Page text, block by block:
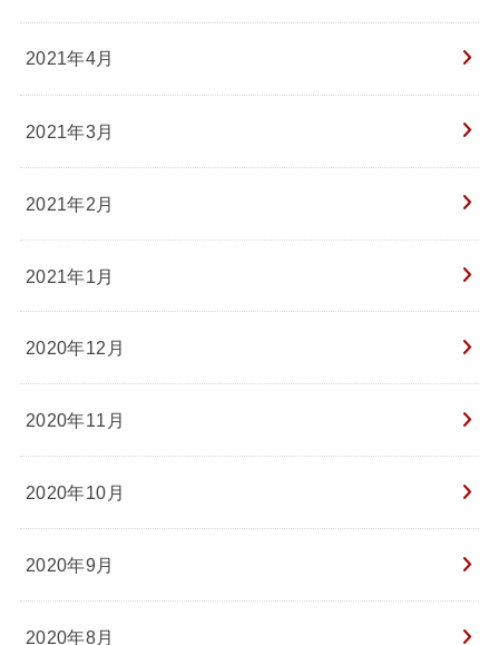
2021年4月
2021年3月
2021年2月
2021年1月
2020年12月
2020年11月
2020年10月
2020年9月
2020年8月